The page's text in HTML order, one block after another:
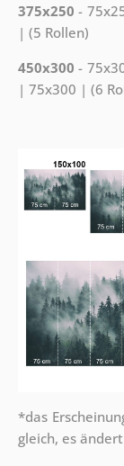
375x250 -
| (5 Rollen)
450x300 -
| 75x300 | (6
*das
gleich, es